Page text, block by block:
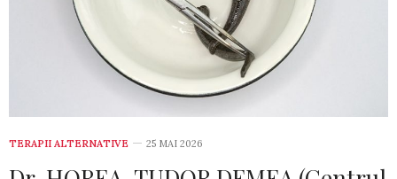
TERAPII ALTERNATIVE 25 MAI 2026